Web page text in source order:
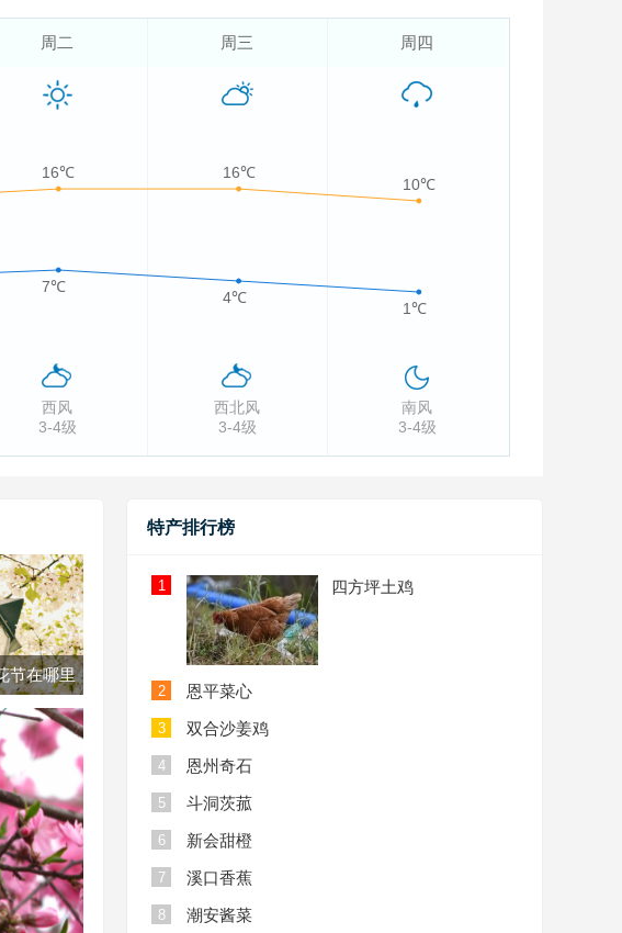
周二 周三 周四
16℃ 16℃
10℃
7℃
4℃
1℃
西风 西北风
南风
3-4级 3-4级 3-4级
节在哪里
址路线及
特产排行榜
1 四方坪土鸡
2 恩平菜心
3 双合沙姜鸡
4 恩州奇石
5 斗洞茨菰
6 新会甜橙
7 溪口香蕉
8 潮安酱菜